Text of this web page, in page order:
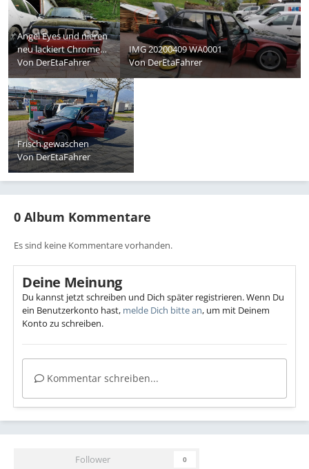
Angel Eyes und nieren
neu lackiert Chrome
poliert
VonDerEtaFahrer
IMG 20200409 WA0001
VonDerEtaFahrer
Frisch gewaschen
VonDerEtaFahrer
0 Album Kommentare
Es sind keine Kommentare vorhanden.
Deine Meinung
Du kannst jetzt schreiben und Dich später registrieren. Wenn Du
ein Benutzerkonto hast, melde Dich bitte an, um mit Deinem
Konto zu schreiben.
Kommentar schreiben...
Follower 0